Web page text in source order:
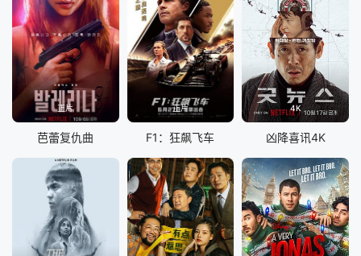
正片
芭蕾复仇曲
正片
F1：狂飙飞车
4K
凶降喜讯4K